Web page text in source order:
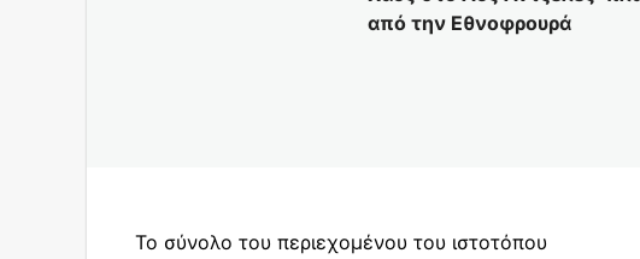
από την Εθνοφρουρά
Το σύνολο του περιεχομένου του ιστοτόπου